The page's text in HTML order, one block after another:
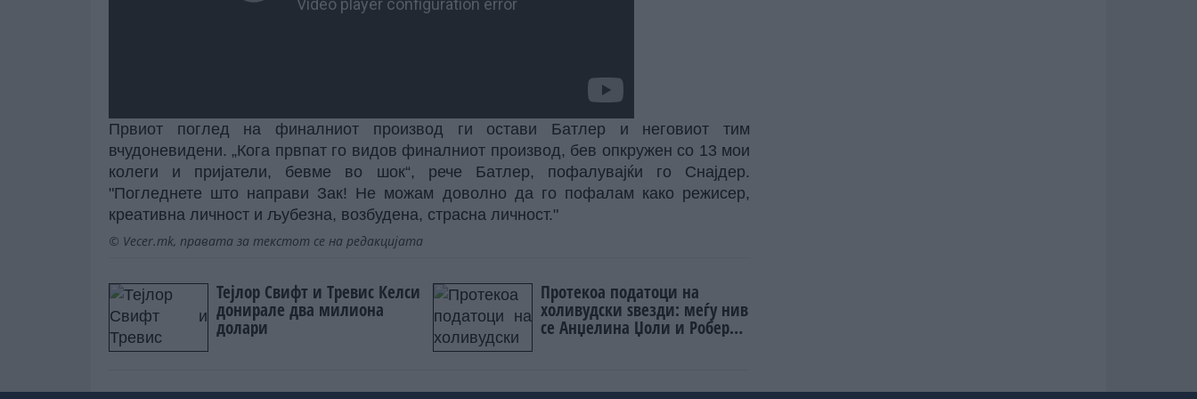
Првиот поглед на финалниот производ ги остави Батлер и неговиот тим
вчудоневидени. „Кога првпат го видов финалниот производ, бев опкружен со 13 мои
колеги и пријатели, бевме во шок“, рече Батлер, пофалувајќи го Снајдер.
"Погледнете што направи Зак! Не можам доволно да го пофалам како режисер,
креативна личност и љубезна, возбудена, страсна личност."
© Vecer.mk, правата за текстот се на редакцијата
Тејлор Свифт и Тревис Келси
донирале два милиона
долари
Протекоа податоци на
холивудски ѕвезди: меѓу нив
се Анџелина Џоли и Роберт
де Ниро